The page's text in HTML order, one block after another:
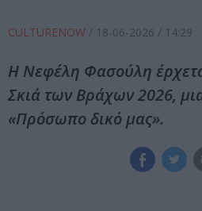
CULTURENOW / 18-06-2026 / 14:29
Η Νεφέλη Φασούλη
Σκιά των Βράχων 2026,
«Πρόσωπο δικό μας».